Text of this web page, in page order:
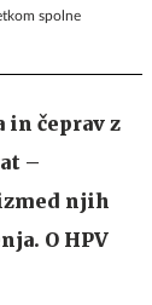
spolne
in čeprav z
–
njih
O HPV